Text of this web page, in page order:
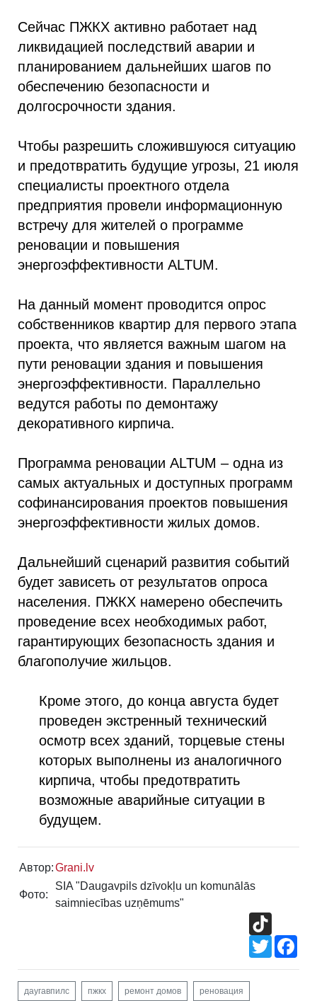
Сейчас ПЖКХ активно работает над
ликвидацией последствий аварии и
планированием дальнейших шагов по
обеспечению безопасности и
долгосрочности здания.
Чтобы разрешить сложившуюся ситуацию
и предотвратить будущие угрозы, 21 июля
специалисты проектного отдела
предприятия провели информационную
встречу для жителей о программе
реновации и повышения
энергоэффективности ALTUM.
На данный момент проводится опрос
собственников квартир для первого этапа
проекта, что является важным шагом на
пути реновации здания и повышения
энергоэффективности. Параллельно
ведутся работы по демонтажу
декоративного кирпича.
Программа реновации ALTUM – одна из
самых актуальных и доступных программ
софинансирования проектов повышения
энергоэффективности жилых домов.
Дальнейший сценарий развития событий
будет зависеть от результатов опроса
населения. ПЖКХ намерено обеспечить
проведение всех необходимых работ,
гарантирующих безопасность здания и
благополучие жильцов.
Кроме этого, до конца августа будет
проведен экстренный технический
осмотр всех зданий, торцевые стены
которых выполнены из аналогичного
кирпича, чтобы предотвратить
возможные аварийные ситуации в
будущем.
Автор:Grani.lv
Фото:
SIA "Daugavpils dzīvokļu un komunālās
saimniecības uzņēmums"
Twitter
даугавпилс пжкх ремонт домов реновация